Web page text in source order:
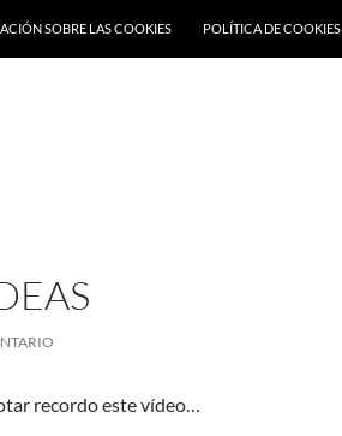
SOBRE LAS COOKIES POLÍTICA DE COOKIES
recordo este vídeo…